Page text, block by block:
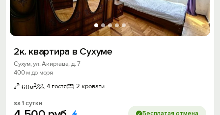
2к. квартира в Сухуме
Сухум, ул. Акиртава, д. 7
400 м до моря
60м2 4 гостя 2 кровати
за 1 сутки